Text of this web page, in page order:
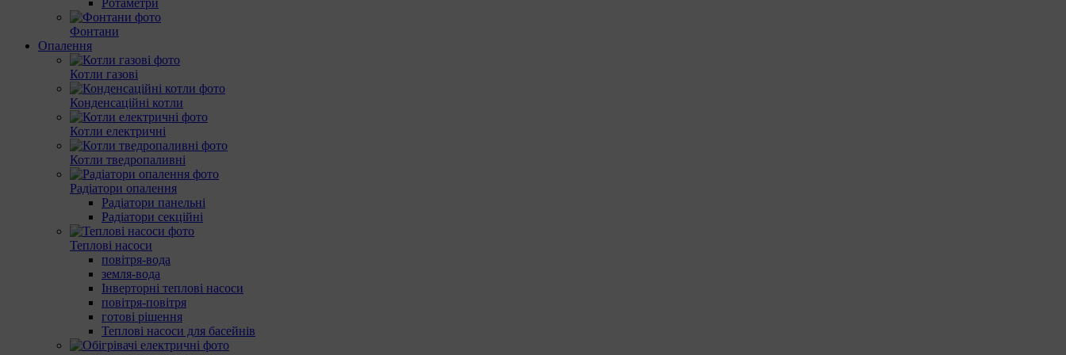
Ротаметри
Фонтани
Опалення
Котли газові
Конденсаційні котли
Котли електричні
Котли тведропаливні
Радіатори опалення
Радіатори панельні
Радіатори секційні
Теплові насоси
повітря-вода
земля-вода
Інверторні теплові насоси
повітря-повітря
готові рішення
Теплові насоси для басейнів